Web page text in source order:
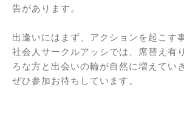
告があります。
出逢いにはまず、アクションを起こす
社会人サークルアッシでは、席替え有
ろな方と出会いの輪が自然に増えてい
ぜひ参加お待ちしています。